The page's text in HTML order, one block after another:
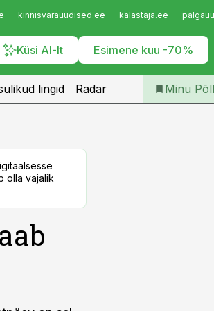
kinnisvarauudised.ee kalastaja.ee
Küsi AI-lt Esimene kuu -70%
Telli
lingid Radar Minu
olla vajalik